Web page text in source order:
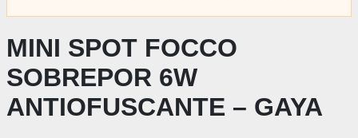
MINI SPOT FOCCO
SOBREPOR 6W
ANTIOFUSCANTE – GAYA